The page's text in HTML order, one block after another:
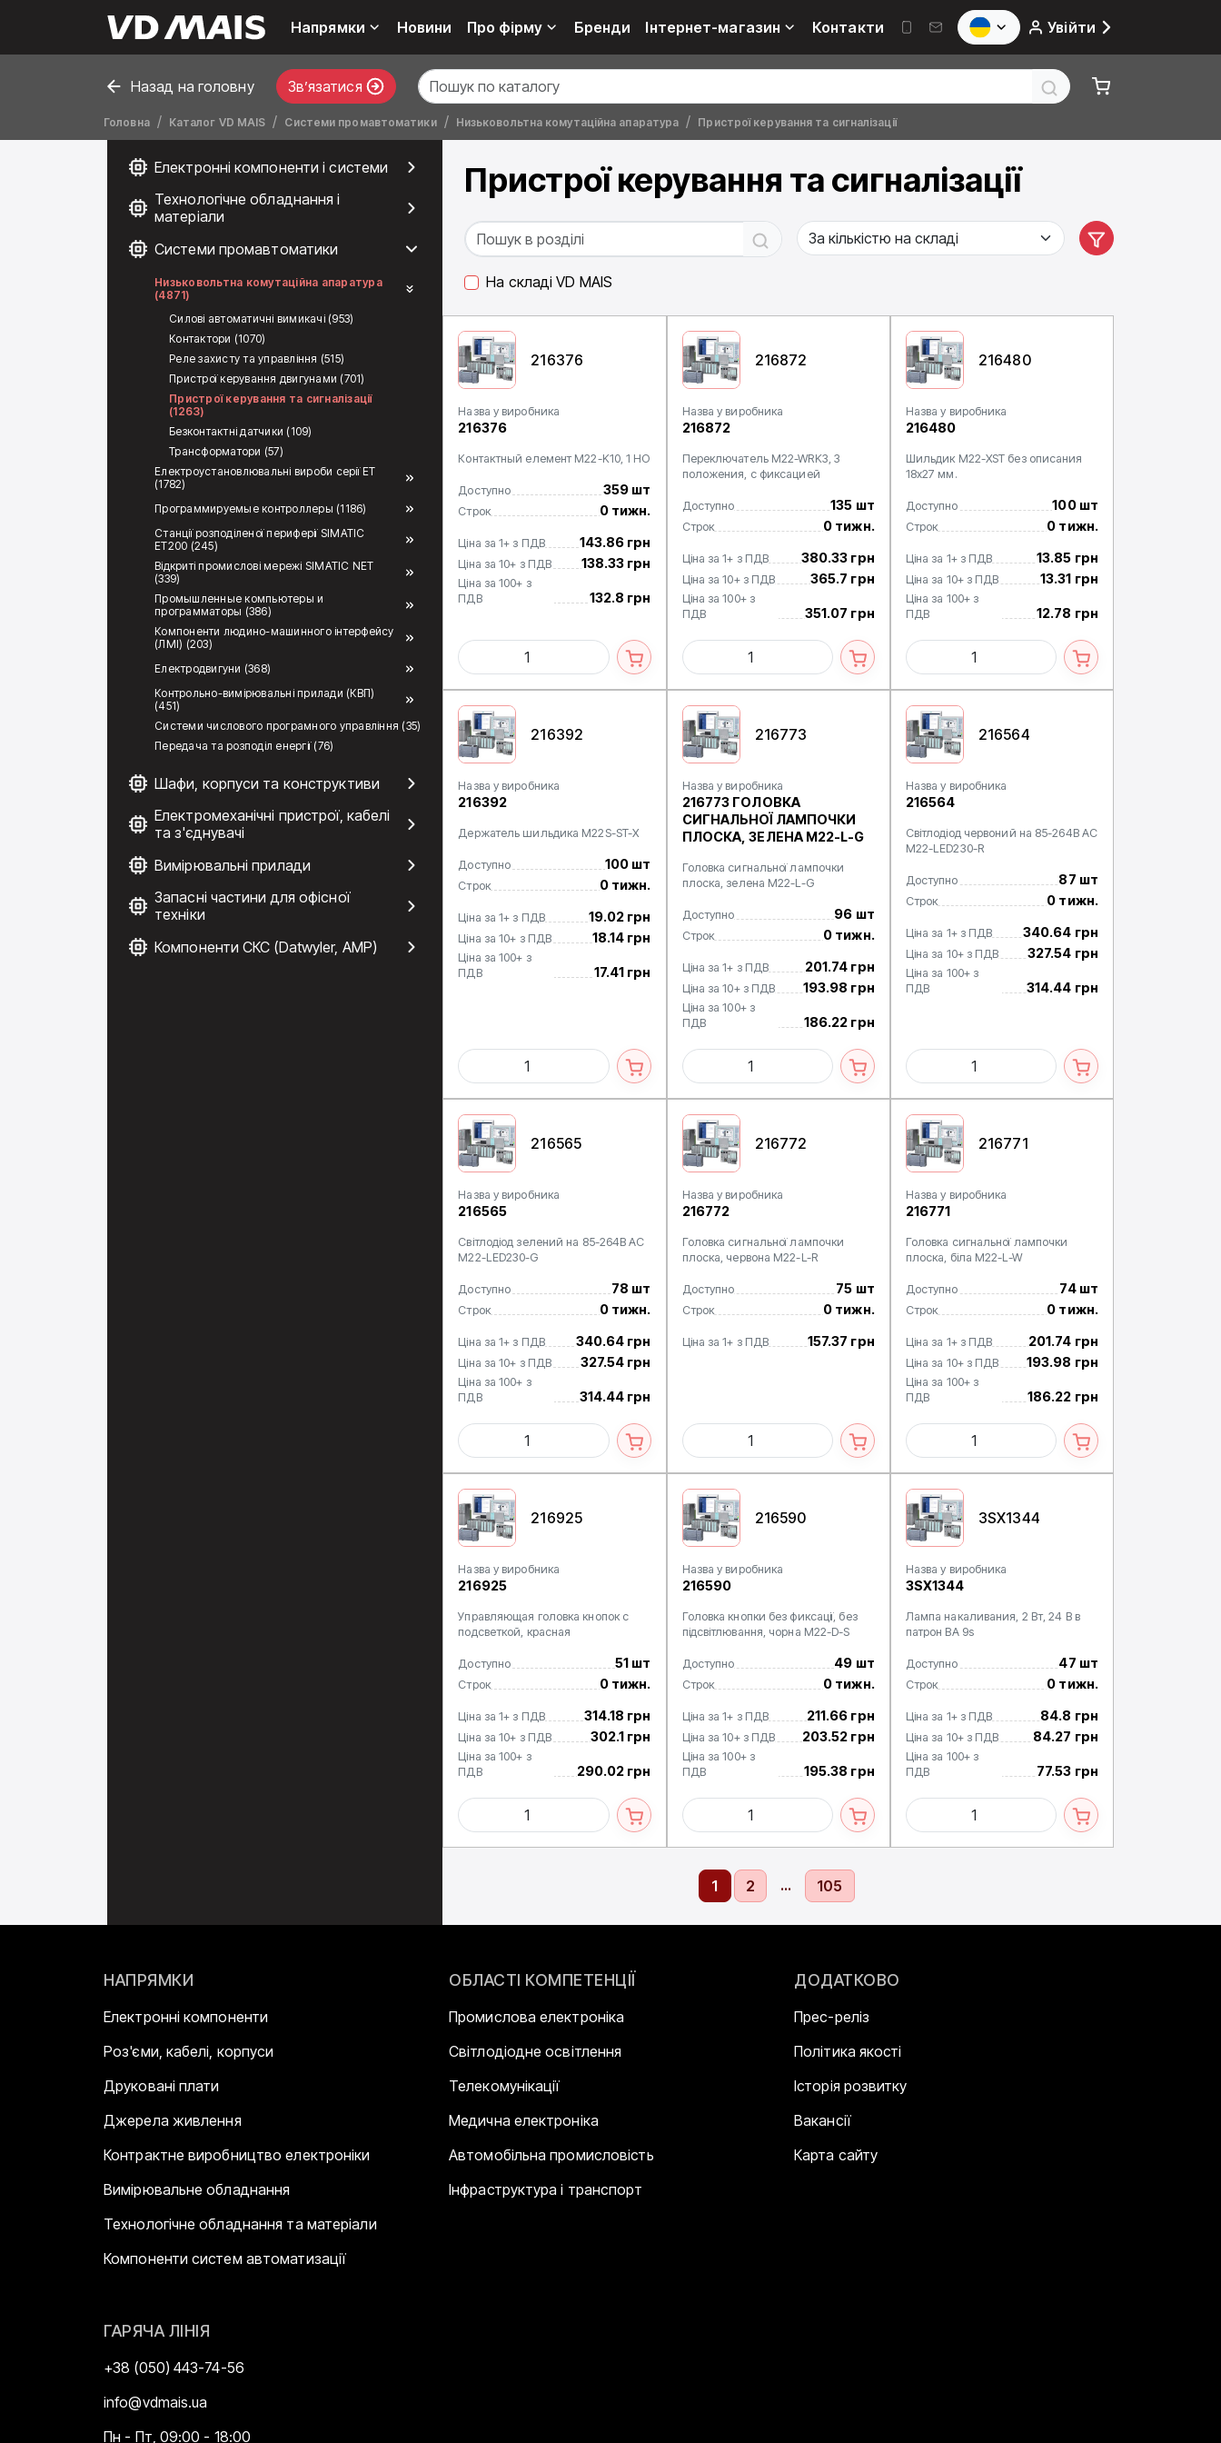
Напрямки Новини Про фірму Бренди Інтернет-магазин Контакти Увійти
Назад на головну Звʼязатися
Головна Каталог VD MAIS Системи промавтоматики Низьковольтна комутаційна апаратура Пристрої керування та сигналізації
Електронні компоненти і системи
Технологічне обладнання і
матеріали
Системи промавтоматики
Низьковольтна комутаційна апаратура
(4871)
Силові автоматичні вимикачі (953)
Контактори (1070)
Реле захисту та управління (515)
Пристрої керування двигунами (701)
Пристрої керування та сигналізації
(1263)
Безконтактні датчики (109)
Трансформатори (57)
Електроустановлювальні вироби серії ЕТ
(1782)
Программируемые контроллеры (1186)
Станції розподіленої периферії SIMATIC
ET200 (245)
Відкриті промислові мережі SIMATIC NET
(339)
Промышленные компьютеры и
программаторы (386)
Компоненти людино-машинного інтерфейсу
(ЛМІ) (203)
Електродвигуни (368)
Контрольно-вимірювальні прилади (КВП)
(451)
Системи числового програмного управління (35)
Передача та розподіл енергії (76)
Шафи, корпуси та конструктиви
Електромеханічні пристрої, кабелі
та з'єднувачі
Вимірювальні прилади
Запасні частини для офісної
техніки
Компоненти СКС (Datwyler, AMP)
Пристрої керування та сигналізації
На складі VD MAIS
216376
Назва у виробника
216376
Контактный елемент M22-K10, 1 НО
Доступно 359 шт
Строк 0 тижн.
Ціна за 1+ з ПДВ 143.86 грн
Ціна за 10+ з ПДВ 138.33 грн
Ціна за 100+ з
ПДВ
132.8 грн
216872
Назва у виробника
216872
Переключатель M22-WRK3, 3
положения, с фиксацией
Доступно 135 шт
Строк 0 тижн.
Ціна за 1+ з ПДВ 380.33 грн
Ціна за 10+ з ПДВ 365.7 грн
Ціна за 100+ з
ПДВ
351.07 грн
216480
Назва у виробника
216480
Шильдик M22-XST без описания
18х27 мм.
Доступно 100 шт
Строк 0 тижн.
Ціна за 1+ з ПДВ 13.85 грн
Ціна за 10+ з ПДВ 13.31 грн
Ціна за 100+ з
ПДВ
12.78 грн
216392
Назва у виробника
216392
Держатель шильдика M22S-ST-X
Доступно 100 шт
Строк 0 тижн.
Ціна за 1+ з ПДВ 19.02 грн
Ціна за 10+ з ПДВ 18.14 грн
Ціна за 100+ з
ПДВ
17.41 грн
216773
Назва у виробника
216773 ГОЛОВКА
СИГНАЛЬНОЇ ЛАМПОЧКИ
ПЛОСКА, ЗЕЛЕНА M22-L-G
Головка сигнальної лампочки
плоска, зелена M22-L-G
Доступно 96 шт
Строк 0 тижн.
Ціна за 1+ з ПДВ 201.74 грн
Ціна за 10+ з ПДВ 193.98 грн
Ціна за 100+ з
ПДВ
186.22 грн
216564
Назва у виробника
216564
Світлодіод червоний на 85-264В AC
M22-LED230-R
Доступно 87 шт
Строк 0 тижн.
Ціна за 1+ з ПДВ 340.64 грн
Ціна за 10+ з ПДВ 327.54 грн
Ціна за 100+ з
ПДВ
314.44 грн
216565
Назва у виробника
216565
Світлодіод зелений на 85-264В AC
M22-LED230-G
Доступно 78 шт
Строк 0 тижн.
Ціна за 1+ з ПДВ 340.64 грн
Ціна за 10+ з ПДВ 327.54 грн
Ціна за 100+ з
ПДВ
314.44 грн
216772
Назва у виробника
216772
Головка сигнальної лампочки
плоска, червона M22-L-R
Доступно 75 шт
Строк 0 тижн.
Ціна за 1+ з ПДВ 157.37 грн
216771
Назва у виробника
216771
Головка сигнальної лампочки
плоска, біла M22-L-W
Доступно 74 шт
Строк 0 тижн.
Ціна за 1+ з ПДВ 201.74 грн
Ціна за 10+ з ПДВ 193.98 грн
Ціна за 100+ з
ПДВ
186.22 грн
216925
Назва у виробника
216925
Управляющая головка кнопок с
подсветкой, красная
Доступно 51 шт
Строк 0 тижн.
Ціна за 1+ з ПДВ 314.18 грн
Ціна за 10+ з ПДВ 302.1 грн
Ціна за 100+ з
ПДВ
290.02 грн
216590
Назва у виробника
216590
Головка кнопки без фиксації, без
підсвітлювання, чорна M22-D-S
Доступно 49 шт
Строк 0 тижн.
Ціна за 1+ з ПДВ 211.66 грн
Ціна за 10+ з ПДВ 203.52 грн
Ціна за 100+ з
ПДВ
195.38 грн
3SX1344
Назва у виробника
3SX1344
Лампа накаливания, 2 Вт, 24 В в
патрон ВА 9s
Доступно 47 шт
Строк 0 тижн.
Ціна за 1+ з ПДВ 84.8 грн
Ціна за 10+ з ПДВ 84.27 грн
Ціна за 100+ з
ПДВ
77.53 грн
1 2 ... 105
НАПРЯМКИ
Електронні компоненти
Роз'єми, кабелі, корпуси
Друковані плати
Джерела живлення
Контрактне виробництво електроніки
Вимірювальне обладнання
Технологічне обладнання та матеріали
Компоненти систем автоматизації
ОБЛАСТІ КОМПЕТЕНЦІЇ
Промислова електроніка
Світлодіодне освітлення
Телекомунікації
Медична електроніка
Автомобільна промисловість
Інфраструктура і транспорт
ДОДАТКОВО
Прес-реліз
Політика якості
Історія розвитку
Вакансії
Карта сайту
ГАРЯЧА ЛІНІЯ
+38 (050) 443-74-56
info@vdmais.ua
Пн - Пт, 09:00 - 18:00